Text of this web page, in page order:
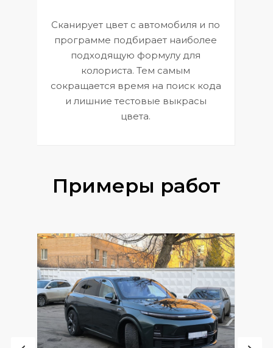
Сканирует цвет с автомобиля и по
программе подбирает наиболее
подходящую формулу для
колориста. Тем самым
сокращается время на поиск кода
и лишние тестовые выкрасы
цвета.
Примеры работ